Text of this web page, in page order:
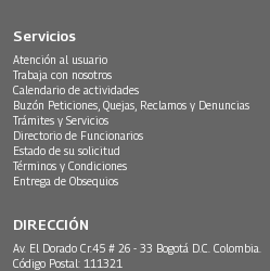
Servicios
Atención al usuario
Trabaja con nosotros
Calendario de actividades
Buzón Peticiones, Quejas, Reclamos y Denuncias
Trámites y Servicios
Directorio de Funcionarios
Estado de su solicitud
Términos y Condiciones
Entrega de Obsequios
DIRECCIÓN
Av. El Dorado Cr.45 # 26 - 33 Bogotá D.C. Colombia.
Código Postal: 111321